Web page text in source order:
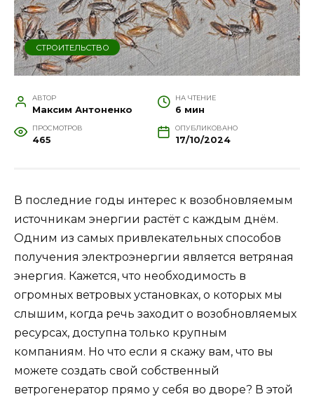
СТРОИТЕЛЬСТВО
АВТОР
Максим Антоненко
НА ЧТЕНИЕ
6 мин
ПРОСМОТРОВ
465
ОПУБЛИКОВАНО
17/10/2024
В последние годы интерес к возобновляемым
источникам энергии растёт с каждым днём.
Одним из самых привлекательных способов
получения электроэнергии является ветряная
энергия. Кажется, что необходимость в
огромных ветровых установках, о которых мы
слышим, когда речь заходит о возобновляемых
ресурсах, доступна только крупным
компаниям. Но что если я скажу вам, что вы
можете создать свой собственный
ветрогенератор прямо у себя во дворе? В этой